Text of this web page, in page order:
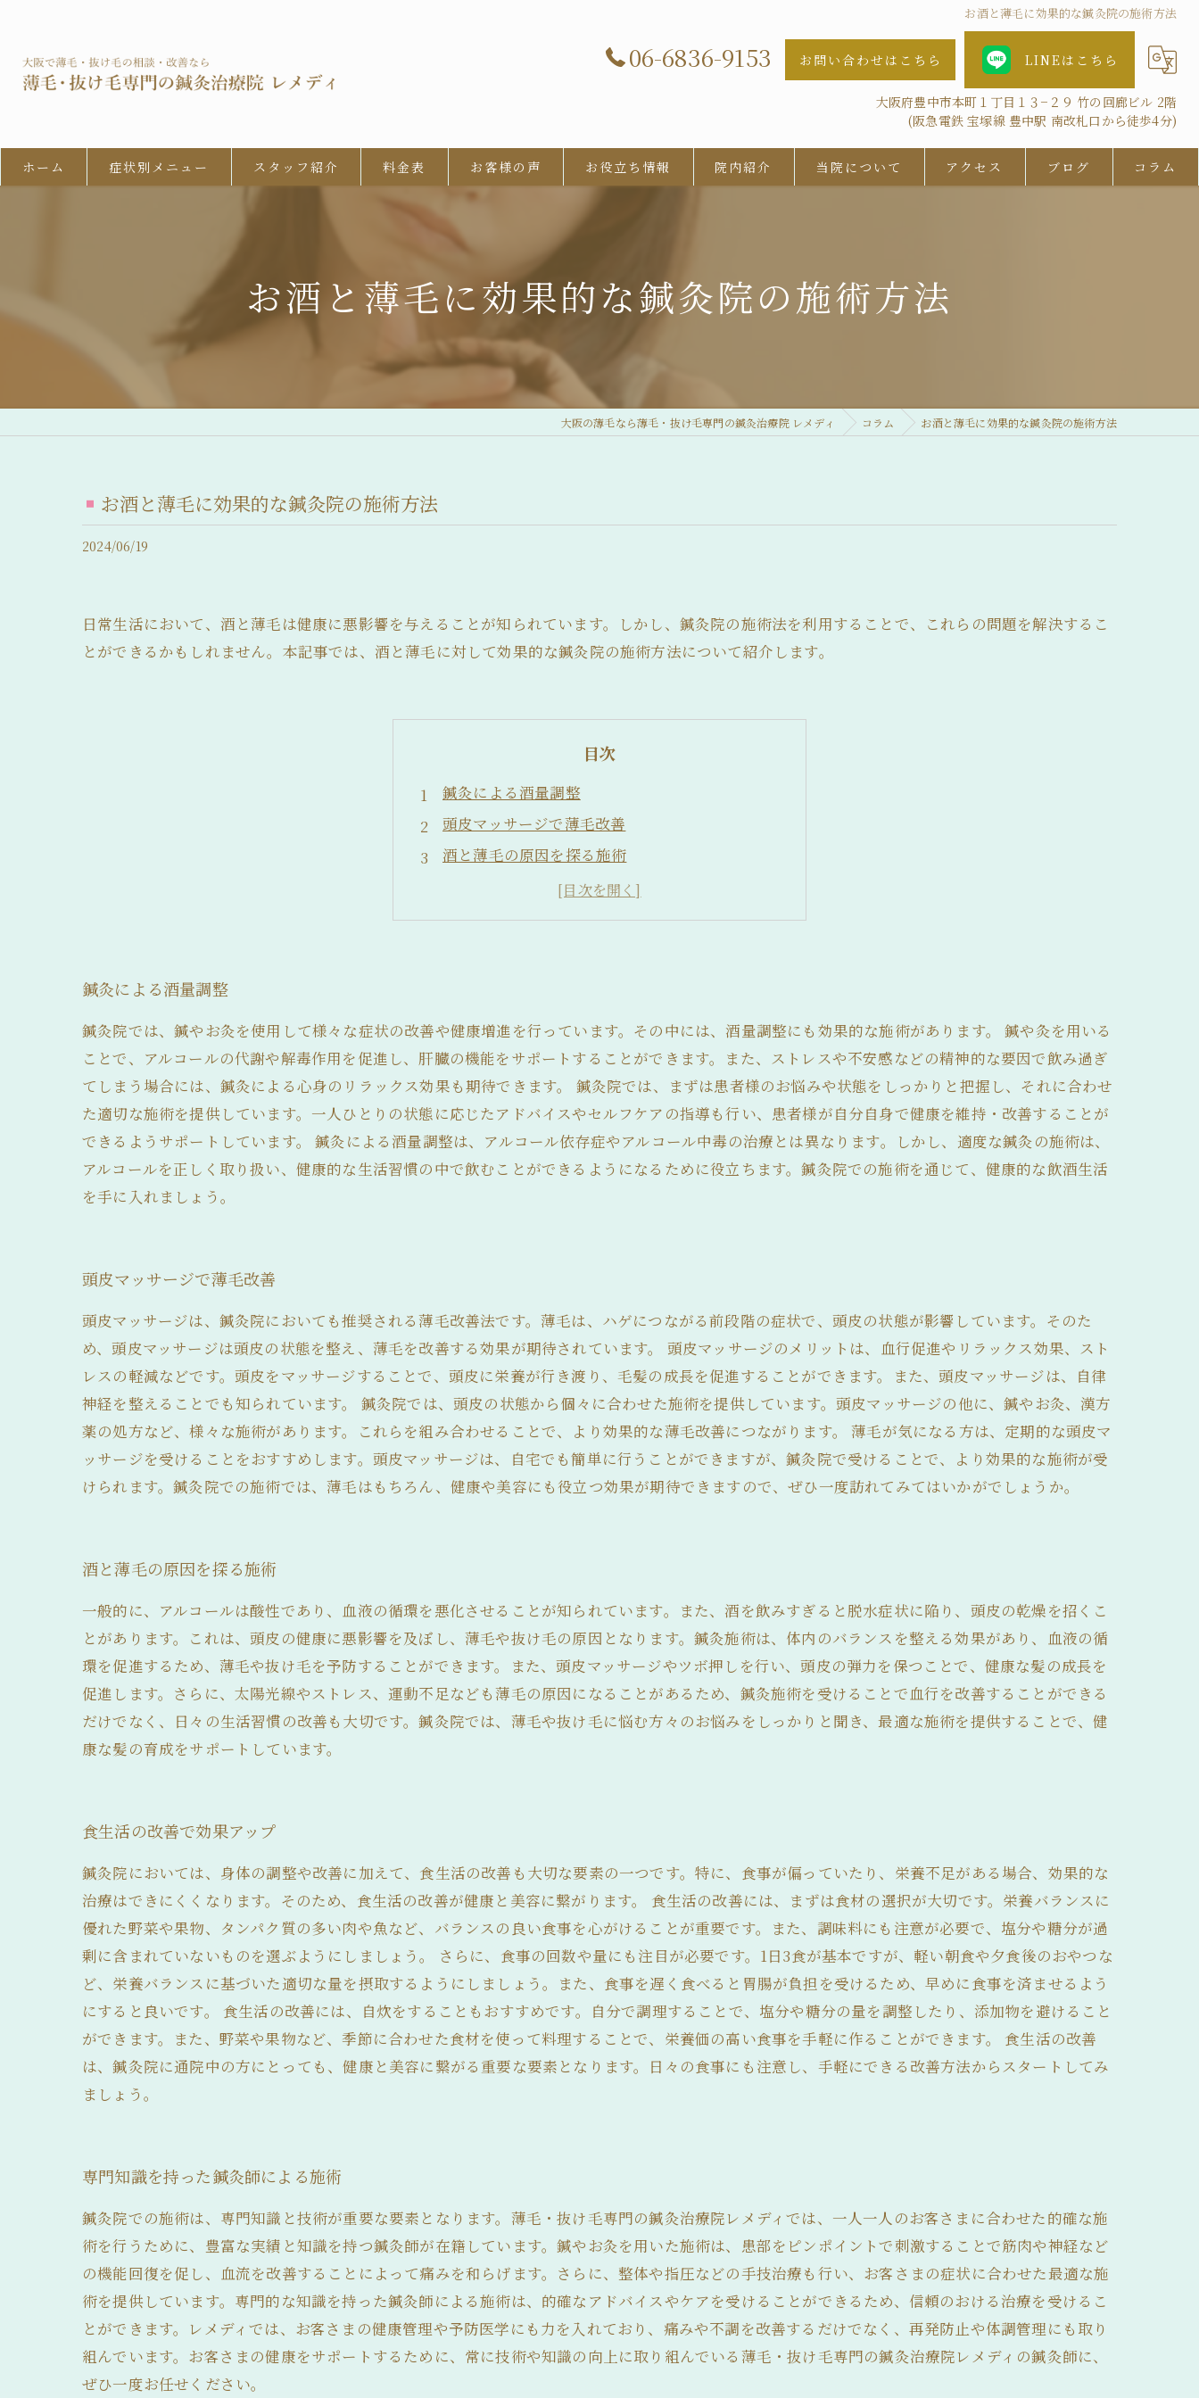
お酒と薄毛に効果的な鍼灸院の施術方法
06-6836-9153 お問い合わせはこちら LINEはこちら
大阪府豊中市本町１丁目１３−２９ 竹の回廊ビル 2階
(阪急電鉄 宝塚線 豊中駅 南改札口から徒歩4分)
ホーム 症状別メニュー
女性の男性型脱毛 (FAGA)
円形脱毛症
牽引性脱毛症
産後脱毛症 (産後の抜け毛)
急性休止期脱毛症
慢性休止期脱毛症
抜け毛について
スタッフ紹介 料金表 お客様の声 お役立ち情報 院内紹介 当院について
鍼灸
アクセス ブログ コラム
お酒と薄毛に効果的な鍼灸院の施術方法
大阪の薄毛なら薄毛・抜け毛専門の鍼灸治療院 レメディ コラム お酒と薄毛に効果的な鍼灸院の施術方法
お酒と薄毛に効果的な鍼灸院の施術方法
2024/06/19
日常生活において、酒と薄毛は健康に悪影響を与えることが知られています。しかし、鍼灸院の施術法を利用することで、これらの問題を解決するこ
とができるかもしれません。本記事では、酒と薄毛に対して効果的な鍼灸院の施術方法について紹介します。
目次
鍼灸による酒量調整
頭皮マッサージで薄毛改善
酒と薄毛の原因を探る施術
食生活の改善で効果アップ
専門知識を持った鍼灸師による施術
鍼灸による酒量調整
鍼灸院では、鍼やお灸を使用して様々な症状の改善や健康増進を行っています。その中には、酒量調整にも効果的な施術があります。 鍼や灸を用いる
ことで、アルコールの代謝や解毒作用を促進し、肝臓の機能をサポートすることができます。また、ストレスや不安感などの精神的な要因で飲み過ぎ
てしまう場合には、鍼灸による心身のリラックス効果も期待できます。 鍼灸院では、まずは患者様のお悩みや状態をしっかりと把握し、それに合わせ
た適切な施術を提供しています。一人ひとりの状態に応じたアドバイスやセルフケアの指導も行い、患者様が自分自身で健康を維持・改善することが
できるようサポートしています。 鍼灸による酒量調整は、アルコール依存症やアルコール中毒の治療とは異なります。しかし、適度な鍼灸の施術は、
アルコールを正しく取り扱い、健康的な生活習慣の中で飲むことができるようになるために役立ちます。鍼灸院での施術を通じて、健康的な飲酒生活
を手に入れましょう。
頭皮マッサージで薄毛改善
頭皮マッサージは、鍼灸院においても推奨される薄毛改善法です。薄毛は、ハゲにつながる前段階の症状で、頭皮の状態が影響しています。そのた
め、頭皮マッサージは頭皮の状態を整え、薄毛を改善する効果が期待されています。 頭皮マッサージのメリットは、血行促進やリラックス効果、スト
レスの軽減などです。頭皮をマッサージすることで、頭皮に栄養が行き渡り、毛髪の成長を促進することができます。また、頭皮マッサージは、自律
神経を整えることでも知られています。 鍼灸院では、頭皮の状態から個々に合わせた施術を提供しています。頭皮マッサージの他に、鍼やお灸、漢方
薬の処方など、様々な施術があります。これらを組み合わせることで、より効果的な薄毛改善につながります。 薄毛が気になる方は、定期的な頭皮マ
ッサージを受けることをおすすめします。頭皮マッサージは、自宅でも簡単に行うことができますが、鍼灸院で受けることで、より効果的な施術が受
けられます。鍼灸院での施術では、薄毛はもちろん、健康や美容にも役立つ効果が期待できますので、ぜひ一度訪れてみてはいかがでしょうか。
酒と薄毛の原因を探る施術
一般的に、アルコールは酸性であり、血液の循環を悪化させることが知られています。また、酒を飲みすぎると脱水症状に陥り、頭皮の乾燥を招くこ
とがあります。これは、頭皮の健康に悪影響を及ぼし、薄毛や抜け毛の原因となります。鍼灸施術は、体内のバランスを整える効果があり、血液の循
環を促進するため、薄毛や抜け毛を予防することができます。また、頭皮マッサージやツボ押しを行い、頭皮の弾力を保つことで、健康な髪の成長を
促進します。さらに、太陽光線やストレス、運動不足なども薄毛の原因になることがあるため、鍼灸施術を受けることで血行を改善することができる
だけでなく、日々の生活習慣の改善も大切です。鍼灸院では、薄毛や抜け毛に悩む方々のお悩みをしっかりと聞き、最適な施術を提供することで、健
康な髪の育成をサポートしています。
食生活の改善で効果アップ
鍼灸院においては、身体の調整や改善に加えて、食生活の改善も大切な要素の一つです。特に、食事が偏っていたり、栄養不足がある場合、効果的な
治療はできにくくなります。そのため、食生活の改善が健康と美容に繋がります。 食生活の改善には、まずは食材の選択が大切です。栄養バランスに
優れた野菜や果物、タンパク質の多い肉や魚など、バランスの良い食事を心がけることが重要です。また、調味料にも注意が必要で、塩分や糖分が過
剰に含まれていないものを選ぶようにしましょう。 さらに、食事の回数や量にも注目が必要です。1日3食が基本ですが、軽い朝食や夕食後のおやつな
ど、栄養バランスに基づいた適切な量を摂取するようにしましょう。また、食事を遅く食べると胃腸が負担を受けるため、早めに食事を済ませるよう
にすると良いです。 食生活の改善には、自炊をすることもおすすめです。自分で調理することで、塩分や糖分の量を調整したり、添加物を避けること
ができます。また、野菜や果物など、季節に合わせた食材を使って料理することで、栄養価の高い食事を手軽に作ることができます。 食生活の改善
は、鍼灸院に通院中の方にとっても、健康と美容に繋がる重要な要素となります。日々の食事にも注意し、手軽にできる改善方法からスタートしてみ
ましょう。
専門知識を持った鍼灸師による施術
鍼灸院での施術は、専門知識と技術が重要な要素となります。薄毛・抜け毛専門の鍼灸治療院レメディでは、一人一人のお客さまに合わせた的確な施
術を行うために、豊富な実績と知識を持つ鍼灸師が在籍しています。鍼やお灸を用いた施術は、患部をピンポイントで刺激することで筋肉や神経など
の機能回復を促し、血流を改善することによって痛みを和らげます。さらに、整体や指圧などの手技治療も行い、お客さまの症状に合わせた最適な施
術を提供しています。専門的な知識を持った鍼灸師による施術は、的確なアドバイスやケアを受けることができるため、信頼のおける治療を受けるこ
とができます。レメディでは、お客さまの健康管理や予防医学にも力を入れており、痛みや不調を改善するだけでなく、再発防止や体調管理にも取り
組んでいます。お客さまの健康をサポートするために、常に技術や知識の向上に取り組んでいる薄毛・抜け毛専門の鍼灸治療院レメディの鍼灸師に、
ぜひ一度お任せください。